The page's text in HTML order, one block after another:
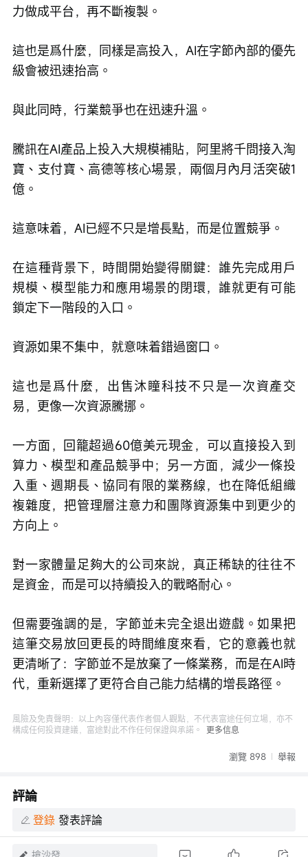
力做成平台，再不斷複製。
這也是爲什麼，同樣是高投入，AI在字節內部的優先
級會被迅速抬高。
與此同時，行業競爭也在迅速升溫。
騰訊在AI產品上投入大規模補貼，阿里將千問接入淘
寶、支付寶、高德等核心場景，兩個月內月活突破1
億。
這意味着，AI已經不只是增長點，而是位置競爭。
在這種背景下，時間開始變得關鍵：誰先完成用戶
規模、模型能力和應用場景的閉環，誰就更有可能
鎖定下一階段的入口。
資源如果不集中，就意味着錯過窗口。
這也是爲什麼，出售沐瞳科技不只是一次資產交
易，更像一次資源騰挪。
一方面，回籠超過60億美元現金，可以直接投入到
算力、模型和產品競爭中；另一方面，減少一條投
入重、週期長、協同有限的業務線，也在降低組織
複雜度，把管理層注意力和團隊資源集中到更少的
方向上。
對一家體量足夠大的公司來說，真正稀缺的往往不
是資金，而是可以持續投入的戰略耐心。
但需要強調的是，字節並未完全退出遊戲。如果把
這筆交易放回更長的時間維度來看，它的意義也就
更清晰了：字節並不是放棄了一條業務，而是在AI時
代，重新選擇了更符合自己能力結構的增長路徑。
風險及免責聲明：以上內容僅代表作者個人觀點，不代表富途任何立場，亦不
構成任何投資建議，富途對此不作任何保證與承諾。
更多信息
瀏覽 898 舉報
評論
登錄 發表評論